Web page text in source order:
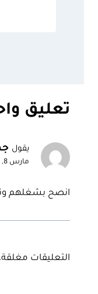
تعليق
يقول
مارس 8, 2023 الساعة 12:45 ص
انصح بشغلهم
التعليقات مغلقة.